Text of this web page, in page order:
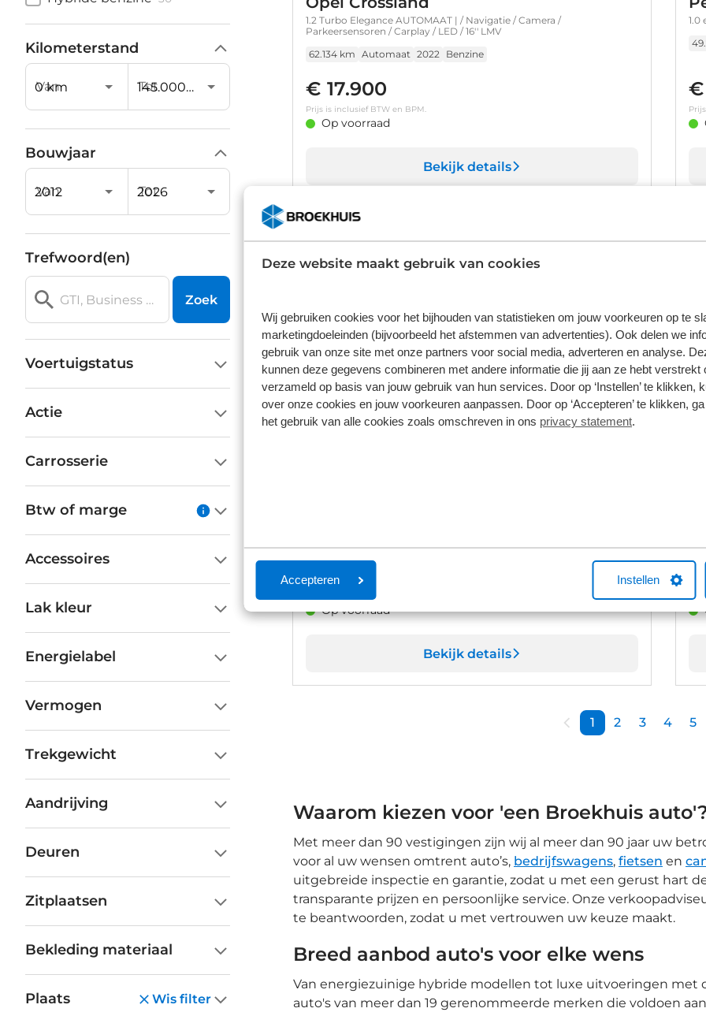
Deze website maakt gebruik van cookies
Wij gebruiken cookies voor het bijhouden van statistieken om jouw voorkeuren op te
marketingdoeleinden (bijvoorbeeld het afstemmen van advertenties). Ook delen we
gebruik van onze site met onze partners voor social media, adverteren en analyse.
kunnen deze gegevens combineren met andere informatie die jij aan ze hebt verstrekt
verzameld op basis van jouw gebruik van hun services. Door op ‘Instellen’ te klikken,
over onze cookies en jouw voorkeuren aanpassen. Door op ‘Accepteren’ te klikken,
het gebruik van alle cookies zoals omschreven in ons privacy statement.
Accepteren Instellen
Kilometerstand
Van Tot
Bouwjaar
Van Tot
Trefwoord(en)
Zoek
Voertuigstatus
Actie
Carrosserie
Btw of marge
Accessoires
Lak kleur
Energielabel
Vermogen
Trekgewicht
Aandrijving
Deuren
Zitplaatsen
Bekleding materiaal
Plaats Wis filter
1.2 Turbo Elegance AUTOMAAT | / Navigatie / Camera /
Parkeersensoren / Carplay / LED / 16'' LMV
62.134 km Automaat 2022 Benzine
€ 17.900
Prijs is inclusief BTW en BPM.
Op voorraad
Bekijk details
1.0
€
Opel Astra
1.0 Innovation | / Navigatie / Parkeersensoren / Carplay / Climate
€ 10.900
Prijs is inclusief BTW en BPM.
Op voorraad
Bekijk details
€
€ 27.900
Prijs is inclusief BTW en BPM.
Op voorraad
Bekijk details
1 2 3 4 5
Waarom kiezen voor 'een Broekhuis
Met meer dan 90 vestigingen zijn wij al meer dan 90 jaar uw
voor al uw wensen omtrent auto’s, bedrijfswagens, fietsen en
uitgebreide inspectie en garantie, zodat u met een gerust hart
transparante prijzen en persoonlijke service. Onze
te beantwoorden, zodat u met vertrouwen uw keuze maakt.
Breed aanbod auto's voor elke wens
Van energiezuinige hybride modellen tot luxe uitvoeringen
auto's van meer dan 19 gerenommeerde merken die voldoen